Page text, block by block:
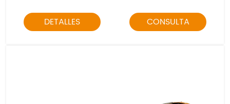
DETALLES CONSULTA